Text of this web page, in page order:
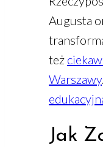
Augusta
też
Warszawy.
Jak